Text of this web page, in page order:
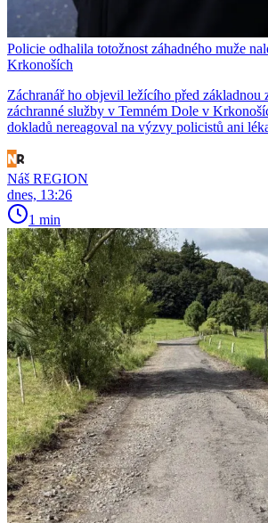
Policie odhalila totožnost záhadného muže
Krkonoších
Záchranář ho objevil ležícího před základnou
záchranné služby v Temném Dole v
dokladů nereagoval na výzvy policistů ani
Náš REGION
dnes, 13:26
1 min